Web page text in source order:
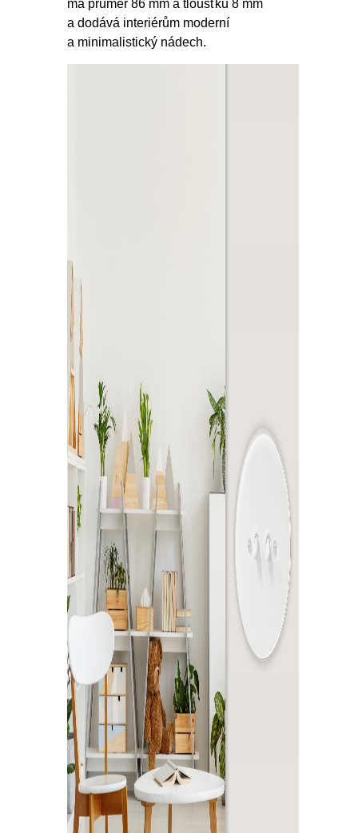
má průměr 86 mm a tloušťku 8 mm
a dodává interiérům moderní
a minimalistický nádech.